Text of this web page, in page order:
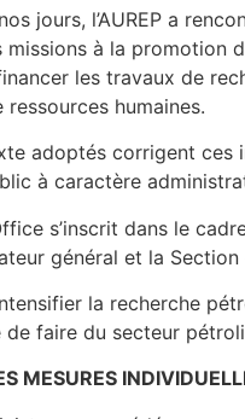
jours, l’AUREP a
missions à la promotion
les travaux de
ressources humaines.
adoptés corrigent ces
à caractère
s’inscrit dans le
général et la
la recherche
de faire du secteur
MESURES